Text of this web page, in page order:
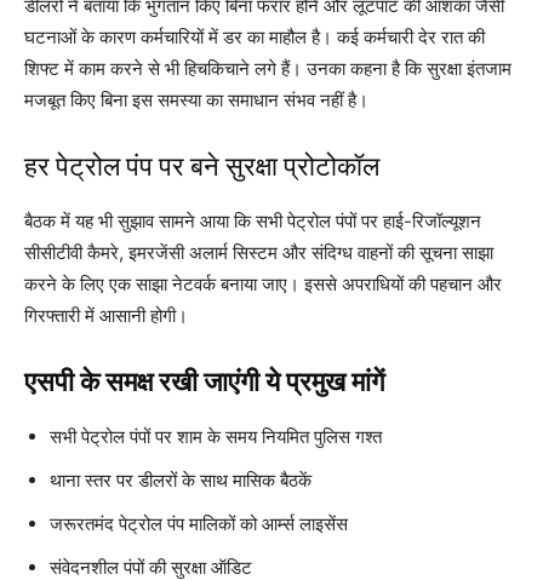
डीलरों ने बताया कि भुगतान किए बिना फरार होने और लूटपाट की आशंका जैसी
घटनाओं के कारण कर्मचारियों में डर का माहौल है। कई कर्मचारी देर रात की
शिफ्ट में काम करने से भी हिचकिचाने लगे हैं। उनका कहना है कि सुरक्षा इंतजाम
मजबूत किए बिना इस समस्या का समाधान संभव नहीं है।
हर पेट्रोल पंप पर बने सुरक्षा प्रोटोकॉल
बैठक में यह भी सुझाव सामने आया कि सभी पेट्रोल पंपों पर हाई-रिजॉल्यूशन
सीसीटीवी कैमरे, इमरजेंसी अलार्म सिस्टम और संदिग्ध वाहनों की सूचना साझा
करने के लिए एक साझा नेटवर्क बनाया जाए। इससे अपराधियों की पहचान और
गिरफ्तारी में आसानी होगी।
एसपी के समक्ष रखी जाएंगी ये प्रमुख मांगें
सभी पेट्रोल पंपों पर शाम के समय नियमित पुलिस गश्त
थाना स्तर पर डीलरों के साथ मासिक बैठकें
जरूरतमंद पेट्रोल पंप मालिकों को आर्म्स लाइसेंस
संवेदनशील पंपों की सुरक्षा ऑडिट